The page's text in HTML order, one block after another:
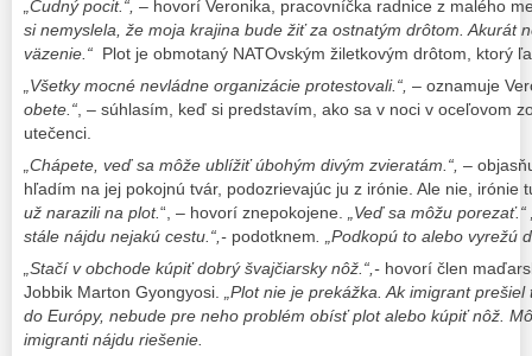
„Čudný pocit.“, – hovorí Veronika, pracovníčka radnice z malého
si nemyslela, že moja krajina bude žiť za ostnatým drôtom. Akurát
väzenie.“ Plot je obmotaný NATOvským žiletkovým drôtom, ktorý
„Všetky mocné nevládne organizácie protestovali.“, – oznamuje
obete.“ , – súhlasím, keď si predstavím, ako sa v noci v oceľovom
utečenci.
„Chápete, veď sa môže ublížiť úbohým divým zvieratám.“, –
hľadím na jej pokojnú tvár, podozrievajúc ju z irónie. Ale nie, irónie
už narazili na plot.“, – hovorí znepokojene. „Veď sa môžu porezať.“
stále nájdu nejakú cestu.“,- podotknem. „Podkopú to alebo vyrežú
„Stačí v obchode kúpiť dobrý švajčiarsky nôž.“,- hovorí člen
Jobbik Marton Gyongyosi. „Plot nie je prekážka. Ak imigrant
do Európy, nebude pre neho problém obísť plot alebo kúpiť nôž.
imigranti nájdu riešenie.